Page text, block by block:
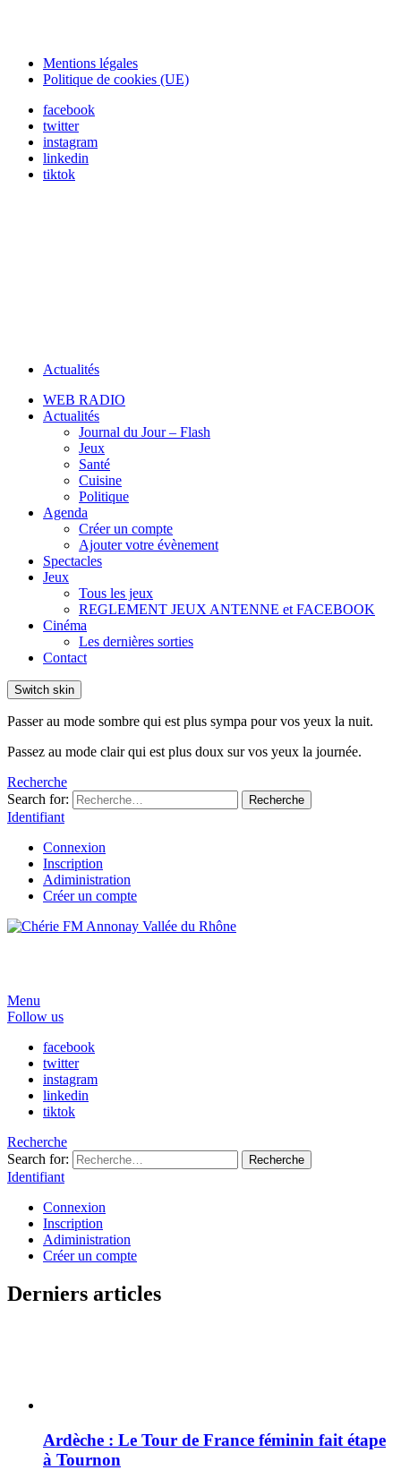
Mentions légales
Politique de cookies (UE)
facebook
twitter
instagram
linkedin
tiktok
Actualités
WEB RADIO
Actualités
Journal du Jour – Flash
Jeux
Santé
Cuisine
Politique
Agenda
Créer un compte
Ajouter votre évènement
Spectacles
Jeux
Tous les jeux
REGLEMENT JEUX ANTENNE et FACEBOOK
Cinéma
Les dernières sorties
Contact
Switch skin
Passer au mode sombre qui est plus sympa pour vos yeux la nuit.
Passez au mode clair qui est plus doux sur vos yeux la journée.
Recherche
Search for:
Recherche
Identifiant
Connexion
Inscription
Adiministration
Créer un compte
Menu
Follow us
facebook
twitter
instagram
linkedin
tiktok
Recherche
Search for:
Recherche
Identifiant
Connexion
Inscription
Adiministration
Créer un compte
Derniers articles
Ardèche : Le Tour de France féminin fait étape
à Tournon